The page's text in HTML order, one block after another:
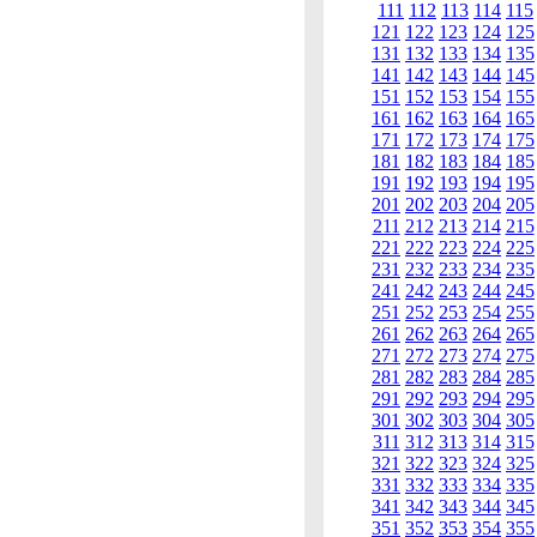
111 112 113 114 115
121 122 123 124 125
131 132 133 134 135
141 142 143 144 145
151 152 153 154 155
161 162 163 164 165
171 172 173 174 175
181 182 183 184 185
191 192 193 194 195
201 202 203 204 205
211 212 213 214 215
221 222 223 224 225
231 232 233 234 235
241 242 243 244 245
251 252 253 254 255
261 262 263 264 265
271 272 273 274 275
281 282 283 284 285
291 292 293 294 295
301 302 303 304 305
311 312 313 314 315
321 322 323 324 325
331 332 333 334 335
341 342 343 344 345
351 352 353 354 355